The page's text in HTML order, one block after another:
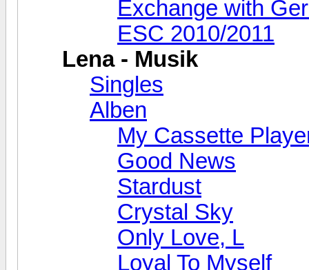
Exchange with
ESC 2010/2011
Lena - Musik
Singles
Alben
My Cassette
Good News
Stardust
Crystal Sky
Only Love, L
Loyal To Myself